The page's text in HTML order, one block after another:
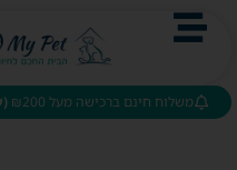
משלוח חינם ברכישה מעל ₪200 (עד